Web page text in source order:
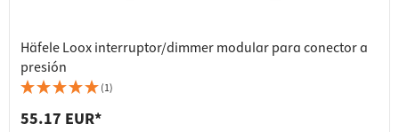
Häfele Loox interruptor/dimmer modular para conector a
presión
(1)
55.17 EUR*